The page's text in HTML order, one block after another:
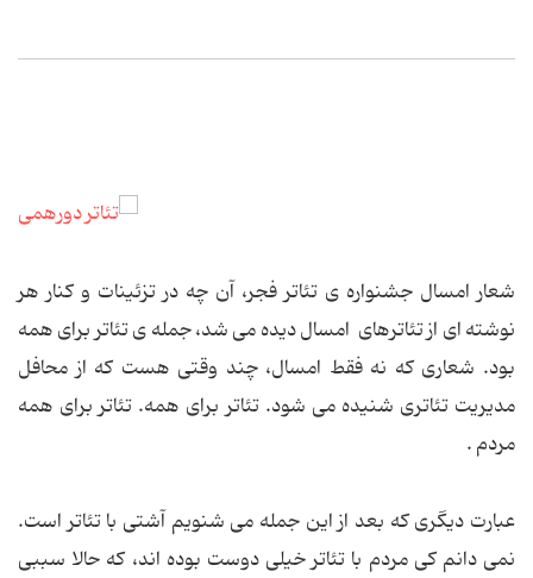
شعار امسال جشنواره ی تئاتر فجر، آن چه در تزئینات و کنار هر
نوشته ای از تئاترهای امسال دیده می شد، جمله ی تئاتر برای همه
بود. شعاری که نه فقط امسال، چند وقتی هست که از محافل
مدیریت تئاتری شنیده می شود. تئاتر برای همه. تئاتر برای همه
مردم .
عبارت دیگری که بعد از این جمله می شنویم آشتی با تئاتر است.
نمی دانم کی مردم با تئاتر خیلی دوست بوده اند، که حالا سببی